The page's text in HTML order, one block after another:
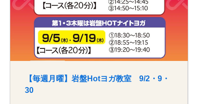
【毎週月曜】岩盤Hotヨガ教室 9/2・9・
30